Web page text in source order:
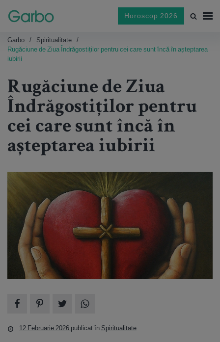
Horoscop 2026
Garbo
Spiritualitate
Rugăciune de Ziua Îndrăgostiților pentru cei care sunt încă în așteptarea
iubirii
Rugăciune de Ziua
Îndrăgostiților pentru
cei care sunt încă în
așteptarea iubirii
12 Februarie 2026 publicat în Spiritualitate